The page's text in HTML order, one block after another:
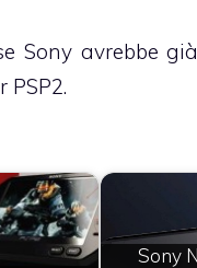
Sony avrebbe
Sony